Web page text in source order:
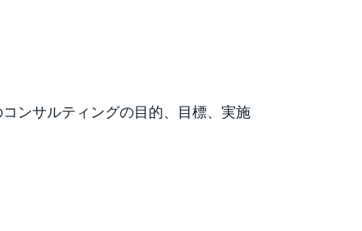
ンサルティングの目的、目標、実施